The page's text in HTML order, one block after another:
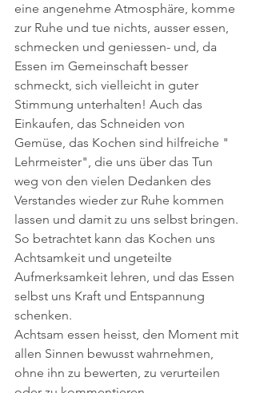
eine angenehme Atmosphäre, komme
zur Ruhe und tue nichts, ausser essen,
schmecken und geniessen- und, da
Essen im Gemeinschaft besser
schmeckt, sich vielleicht in guter
Stimmung unterhalten! Auch das
Einkaufen, das Schneiden von
Gemüse, das Kochen sind hilfreiche "
Lehrmeister", die uns über das Tun
weg von den vielen Dedanken des
Verstandes wieder zur Ruhe kommen
lassen und damit zu uns selbst bringen.
So betrachtet kann das Kochen uns
Achtsamkeit und ungeteilte
Aufmerksamkeit lehren, und das Essen
selbst uns Kraft und Entspannung
schenken.
Achtsam essen heisst, den Moment mit
allen Sinnen bewusst wahrnehmen,
ohne ihn zu bewerten, zu verurteilen